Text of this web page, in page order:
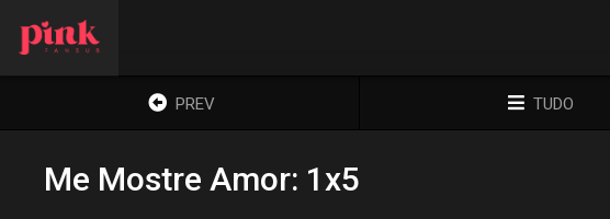
PREV TUDO
Me Mostre Amor: 1x5